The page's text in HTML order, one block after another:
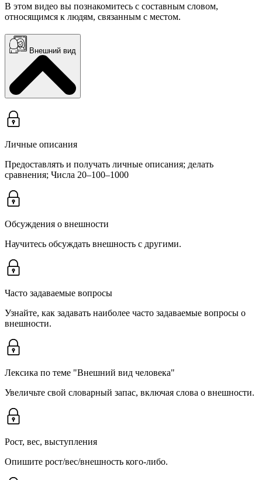
В этом видео вы познакомитесь с составным словом,
относящимся к людям, связанным с местом.
Внешний вид
Личные описания
Предоставлять и получать личные описания; делать
сравнения; Числа 20–100–1000
Обсуждения о внешности
Научитесь обсуждать внешность с другими.
Часто задаваемые вопросы
Узнайте, как задавать наиболее часто задаваемые вопросы о
внешности.
Лексика по теме "Внешний вид человека"
Увеличьте свой словарный запас, включая слова о внешности.
Рост, вес, выступления
Опишите рост/вес/внешность кого-либо.